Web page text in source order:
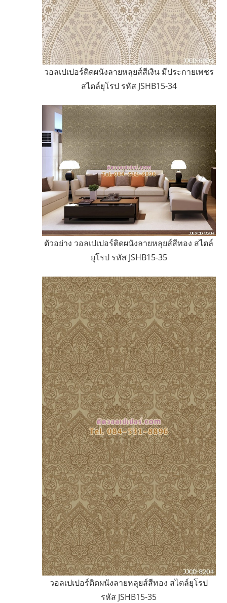
วอลเปเปอร์ติดผนังลายหลุยส์สีเงิน มีประกายเพชร
สไตล์ยุโรป รหัส JSHB15-34
ตัวอย่าง วอลเปเปอร์ติดผนังลายหลุยส์สีทอง สไตล์
ยุโรป รหัส JSHB15-35
วอลเปเปอร์ติดผนังลายหลุยส์สีทอง สไตล์ยุโรป
รหัส JSHB15-35